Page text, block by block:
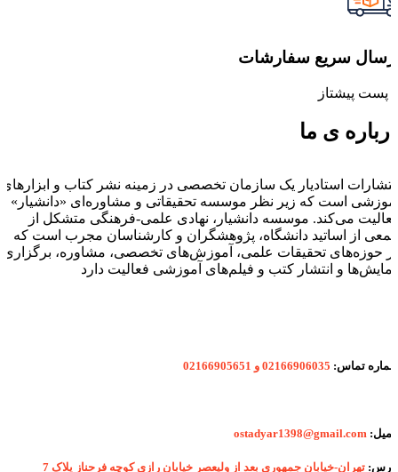
سریع سفارشات
پست پیشتاز
ی ما
استادیار یک سازمان تخصصی در زمینه نشر کتاب و ابزارهای
است که زیر نظر موسسه تحقیقاتی و مشاوره‌ای «دانشیار»
می‌کند. موسسه دانشیار، نهادی علمی-فرهنگی متشکل از
از اساتید دانشگاه، پژوهشگران و کارشناسان مجرب است که
حوزه‌های تحقیقات علمی، آموزش‌های تخصصی، مشاوره، برگزاری
و انتشار کتب و فیلم‌های آموزشی فعالیت دارد
تماس: 02166906035 و 02166905651
ostadyar1398@gmail.com
تهران-خیابان جمهوری بعد از ولیعصر خیابان رازی کوچه فرحناز پلاک 7